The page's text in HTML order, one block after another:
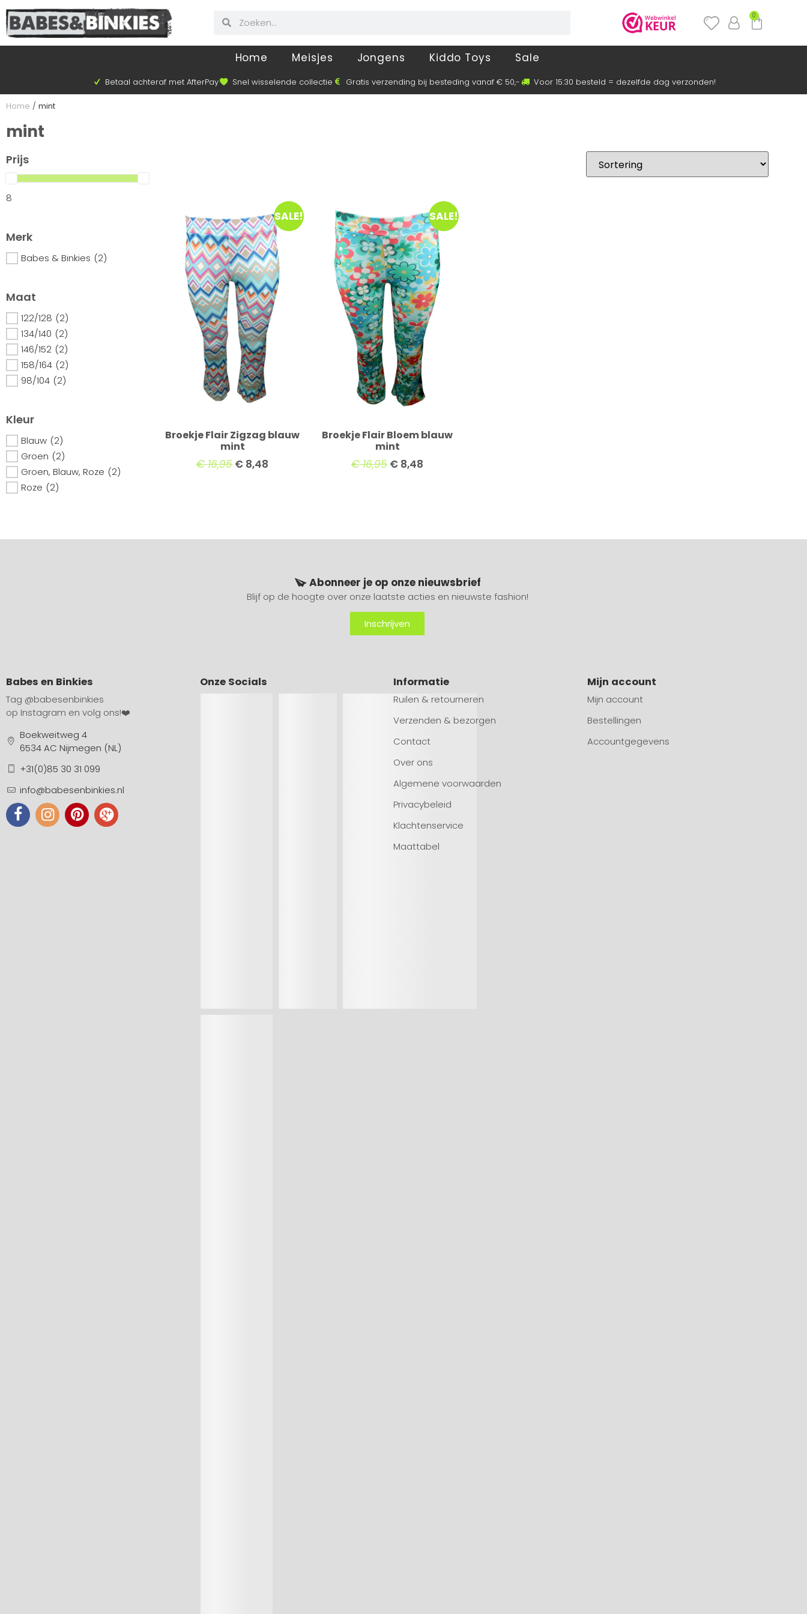
0
Home Meisjes Jongens Kiddo Toys Sale
Betaal achteraf met AfterPay Snel wisselende collectie Gratis verzending bij besteding vanaf € 50,- Voor 15:30 besteld = dezelfde dag verzonden!
Home / mint
mint
Prijs
8
Merk
Babes & Binkies (2)
Maat
122/128 (2)
134/140 (2)
146/152 (2)
158/164 (2)
98/104 (2)
Kleur
Blauw (2)
Groen (2)
Groen, Blauw, Roze (2)
Roze (2)
SALE!
Broekje Flair Zigzag blauw
mint
€16,95 € 8,48
SALE!
Broekje Flair Bloem blauw
mint
€16,95 € 8,48
Abonneer je op onze nieuwsbrief
Blijf op de hoogte over onze laatste acties en nieuwste fashion!
Inschrijven
Babes en Binkies
Tag @babesenbinkies
op Instagram en volg ons!❤️
Boekweitweg 4
6534 AC Nijmegen (NL)
+31(0)85 30 31 099
info@babesenbinkies.nl
Onze Socials Informatie
Ruilen & retourneren
Verzenden & bezorgen
Contact
Over ons
Algemene voorwaarden
Privacybeleid
Klachtenservice
Maattabel
Mijn account
Mijn account
Bestellingen
Accountgegevens